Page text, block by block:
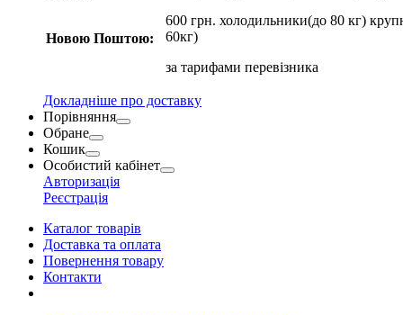
Новою Поштою:
600 грн. холодильники(до 80 кг)
60кг)
за тарифами перевізника
Докладніше про доставку
Порівняння
Обране
Кошик
Особистий кабінет
Авторизація
Реєстрація
Каталог товарів
Доставка та оплата
Повернення товару
Контакти